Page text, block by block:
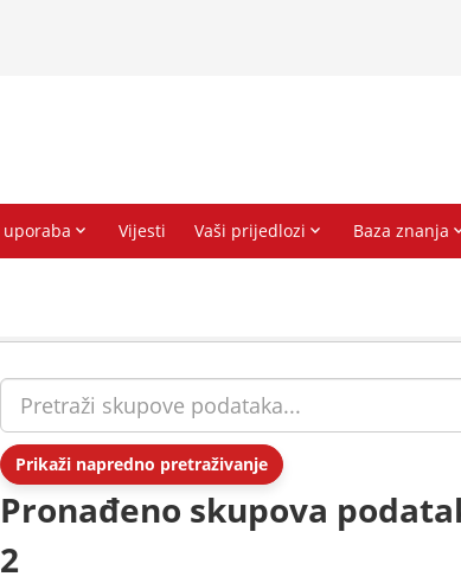
Prikaži napredno pretraživanje
Pronađeno skupova
2